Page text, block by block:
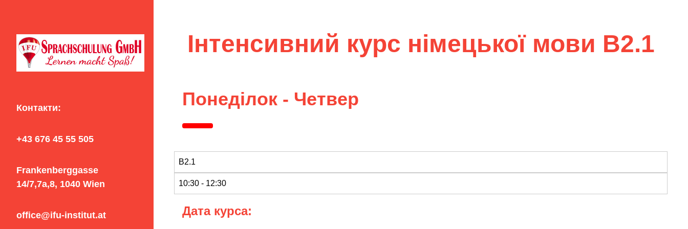
Контакти:
+43 676 45 55 505
Frankenberggasse
14/7,7a,8, 1040 Wien
office@ifu-institut.at
Інтенсивний курс німецької мови B2.1
Понеділок - Четвер
Дата курса: